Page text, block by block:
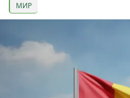
МИР